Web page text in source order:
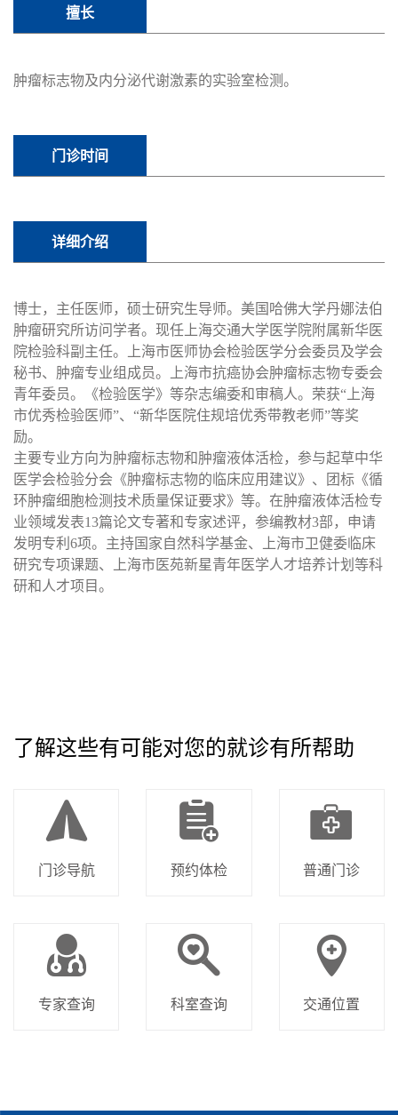
擅长
肿瘤标志物及内分泌代谢激素的实验室检测。
门诊时间
详细介绍
博士，主任医师，硕士研究生导师。美国哈佛大学丹娜法伯
肿瘤研究所访问学者。现任上海交通大学医学院附属新华医
院检验科副主任。上海市医师协会检验医学分会委员及学会
秘书、肿瘤专业组成员。上海市抗癌协会肿瘤标志物专委会
青年委员。《检验医学》等杂志编委和审稿人。荣获“上海
市优秀检验医师”、“新华医院住规培优秀带教老师”等奖
励。
主要专业方向为肿瘤标志物和肿瘤液体活检，参与起草中华
医学会检验分会《肿瘤标志物的临床应用建议》、团标《循
环肿瘤细胞检测技术质量保证要求》等。在肿瘤液体活检专
业领域发表13篇论文专著和专家述评，参编教材3部，申请
发明专利6项。主持国家自然科学基金、上海市卫健委临床
研究专项课题、上海市医苑新星青年医学人才培养计划等科
研和人才项目。
了解这些有可能对您的就诊有所帮助
门诊导航 预约体检 普通门诊
专家查询 科室查询 交通位置